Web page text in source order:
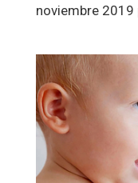
noviembre 2019